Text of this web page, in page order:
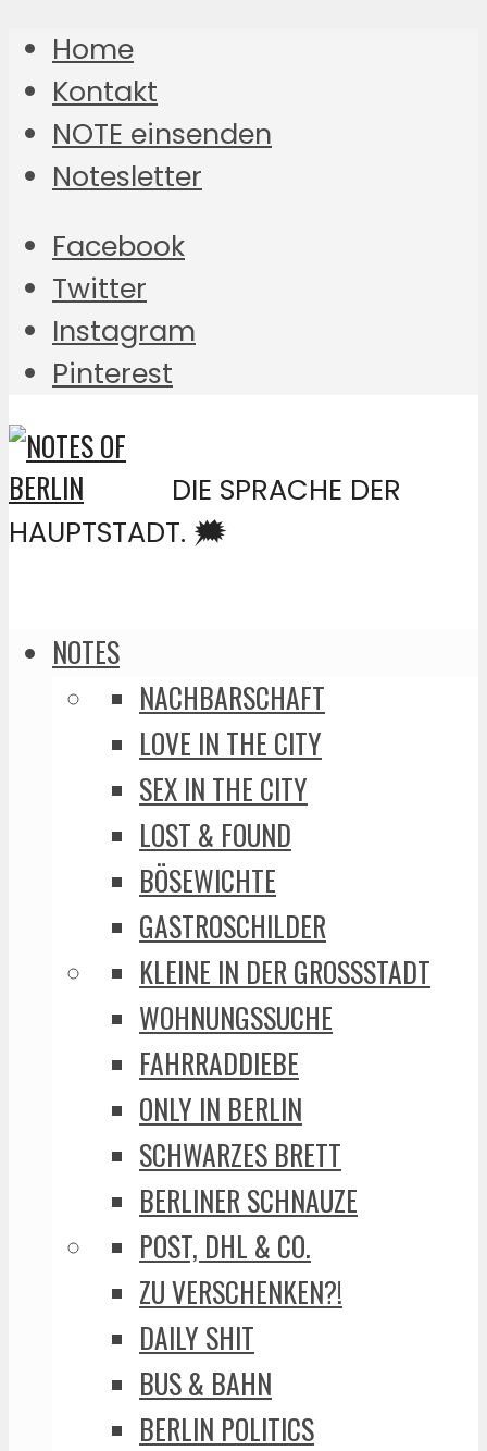
Home
Kontakt
NOTE einsenden
Notesletter
Facebook
Twitter
Instagram
Pinterest
DIE SPRACHE DER
HAUPTSTADT. 🗯️
NOTES
NACHBARSCHAFT
LOVE IN THE CITY
SEX IN THE CITY
LOST & FOUND
BÖSEWICHTE
GASTROSCHILDER
KLEINE IN DER GROSSSTADT
WOHNUNGSSUCHE
FAHRRADDIEBE
ONLY IN BERLIN
SCHWARZES BRETT
BERLINER SCHNAUZE
POST, DHL & CO.
ZU VERSCHENKEN?!
DAILY SHIT
BUS & BAHN
BERLIN POLITICS